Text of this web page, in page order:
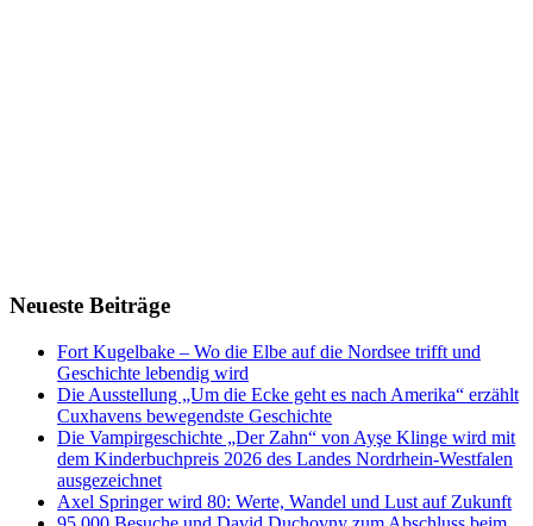
Neueste Beiträge
Fort Kugelbake – Wo die Elbe auf die Nordsee trifft und
Geschichte lebendig wird
Die Ausstellung „Um die Ecke geht es nach Amerika“ erzählt
Cuxhavens bewegendste Geschichte
Die Vampirgeschichte „Der Zahn“ von Ayşe Klinge wird mit
dem Kinderbuchpreis 2026 des Landes Nordrhein-Westfalen
ausgezeichnet
Axel Springer wird 80: Werte, Wandel und Lust auf Zukunft